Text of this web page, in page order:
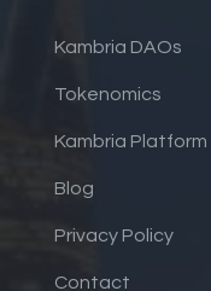
Kambria DAOs
Tokenomics
Kambria Platform
Blog
Privacy Policy
Contact